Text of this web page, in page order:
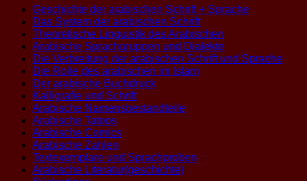
Geschichte der arabischen Schrift + Sprache
Das System der arabischen Schrift
Theoretische Linguistik des Arabischen
Arabische Sprachgruppen und Dialekte
Die Verbreitung der arabischen Schrift und Sprache
Die Rolle des arabischen im Islam
Der arabische Buchdruck
Kalligrafie und Schrift
Arabische Namensbestandteile
Arabische Tatoos
Arabische Comics
Arabische Zahlen
Textexemplare und Sprachproben
Arabische Literatur(geschichte)